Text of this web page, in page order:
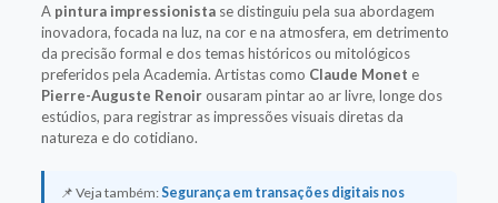
A pintura impressionistase distinguiu pela sua abordagem
inovadora, focada na luz, na cor e na atmosfera, em detrimento
da precisão formal e dos temas históricos ou mitológicos
preferidos pela Academia. Artistas como Claude Monet e
Pierre-Auguste Renoirousaram pintar ao ar livre, longe dos
estúdios, para registrar as impressões visuais diretas da
natureza e do cotidiano.
📌 Veja também:Segurança em transações digitais nos